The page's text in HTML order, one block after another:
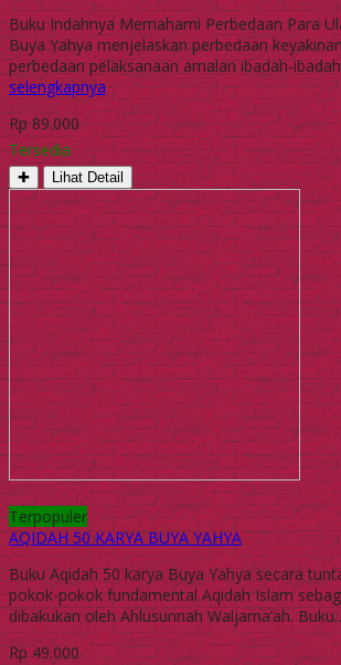
Buku Indahnya Memahami Perbedaan Para
Buya Yahya menjelaskan perbedaan
perbedaan pelaksanaan amalan ibadah-
selengkapnya
Rp 89.000
Tersedia
✚ Lihat Detail
Terpopuler
AQIDAH 50 KARYA BUYA YAHYA
Buku Aqidah 50 karya Buya Yahya secara
pokok-pokok fundamental Aqidah Islam
dibakukan oleh Ahlusunnah Waljama’ah.
Rp 49.000